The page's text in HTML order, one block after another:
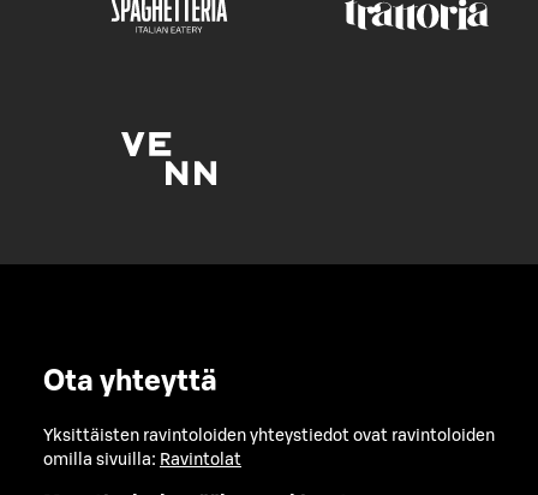
Ota yhteyttä
Yksittäisten ravintoloiden yhteystiedot ovat ravintoloiden
omilla sivuilla: Ravintolat